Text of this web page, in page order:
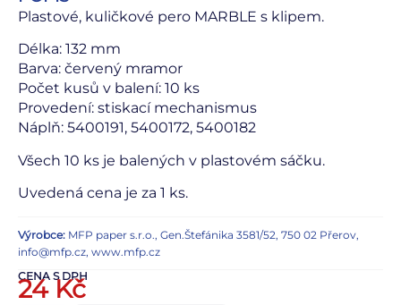
Plastové, kuličkové pero MARBLE s klipem.
Délka: 132 mm
Barva: červený mramor
Počet kusů v balení: 10 ks
Provedení: stiskací mechanismus
Náplň: 5400191, 5400172, 5400182
Všech 10 ks je balených v plastovém sáčku.
Uvedená cena je za 1 ks.
Výrobce: MFP paper s.r.o., Gen.Štefánika 3581/52, 750 02 Přerov,
info@mfp.cz, www.mfp.cz
CENA S DPH
24Kč